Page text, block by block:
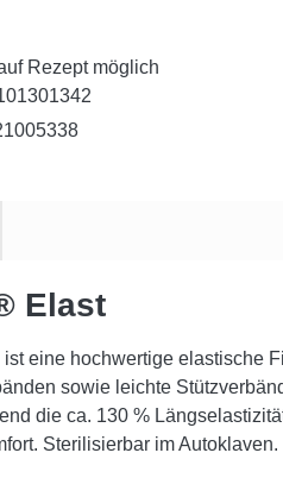
Rezept möglich
Elast
eine hochwertige elastische
sowie leichte
die ca. 130 %
Sterilisierbar im Autoklaven.